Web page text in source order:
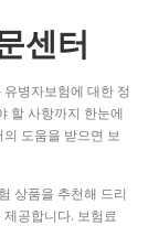
센터
병자보험에 대한 정
할 사항까지 한눈에
도움을 받으면 보
상품을 추천해 드리
공합니다. 보험료